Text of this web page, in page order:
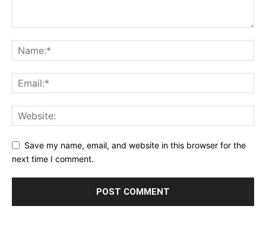
Save my name, email, and website in this browser for the
next time I comment.